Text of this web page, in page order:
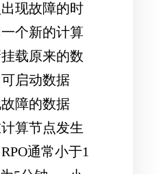
现故障的时
个新的计算
载原来的数
启动数据
障的数据
算节点发生
通常小于1